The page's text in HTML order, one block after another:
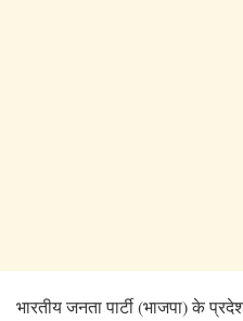
भारतीय जनता पार्टी (भाजपा) के